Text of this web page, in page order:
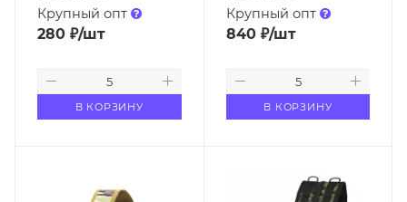
Крупный опт
280 ₽/шт
В КОРЗИНУ
Крупный опт
840₽/шт
В КОРЗИНУ